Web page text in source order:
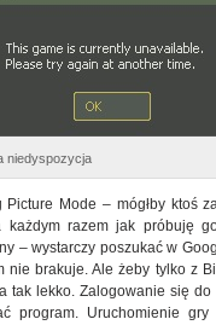
niedyspozycja
Mode – mógłby ktoś
razem jak próbuję
– wystarczy poszukać w
brakuje. Ale żeby tylko z
tak lekko. Zalogowanie się
program. Uruchomienie